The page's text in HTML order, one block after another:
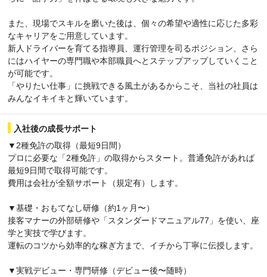
また、現場でスキルを磨いた後は、個々の希望や適性に応じた多彩
なキャリアをご用意しています。
新人ドライバーを育てる指導員、運行管理を司るポジション、さら
にはハイヤーの専門職や本部職員へとステップアップしていくこと
が可能です。
「やりたい仕事」に挑戦できる風土があるからこそ、当社の社員は
みんなイキイキと輝いています。
入社後の成長サポート
▼2種免許の取得（最短9日間）
プロに必要な「2種免許」の取得からスタート。普通免許があれば
最短9日間で取得可能です。
費用は会社が全額サポート（規定有）します。
▼基礎・おもてなし研修（約1ヶ月〜）
接客マナーの外部研修や「スタンダードマニュアル77」を使い、座
学と実技で学びます。
運転のコツから効率的な稼ぎ方まで、イチから丁寧に伝授します。
▼実戦デビュー・専門研修（デビュー後〜随時）